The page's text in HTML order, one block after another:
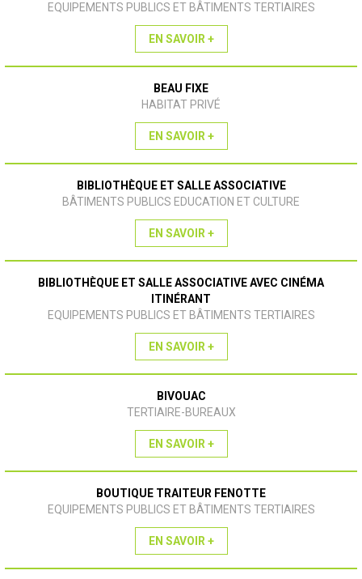
EQUIPEMENTS PUBLICS ET BÂTIMENTS TERTIAIRES
EN SAVOIR +
BEAU FIXE
HABITAT PRIVÉ
EN SAVOIR +
BIBLIOTHÈQUE ET SALLE ASSOCIATIVE
BÂTIMENTS PUBLICS EDUCATION ET CULTURE
EN SAVOIR +
BIBLIOTHÈQUE ET SALLE ASSOCIATIVE AVEC CINÉMA
ITINÉRANT
EQUIPEMENTS PUBLICS ET BÂTIMENTS TERTIAIRES
EN SAVOIR +
BIVOUAC
TERTIAIRE-BUREAUX
EN SAVOIR +
BOUTIQUE TRAITEUR FENOTTE
EQUIPEMENTS PUBLICS ET BÂTIMENTS TERTIAIRES
EN SAVOIR +